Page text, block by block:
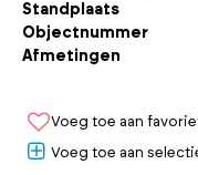
Standplaats
Objectnummer
Afmetingen
Voeg toe aan
Voeg toe aan